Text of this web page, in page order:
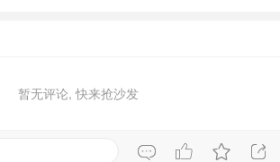
暂无评论, 快来抢沙发
 